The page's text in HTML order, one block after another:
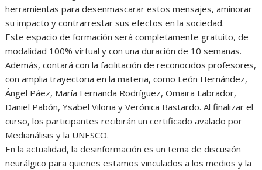
herramientas para desenmascarar estos mensajes, aminorar
su impacto y contrarrestar sus efectos en la sociedad.
Este espacio de formación será completamente gratuito, de
modalidad 100% virtual y con una duración de 10 semanas.
Además, contará con la facilitación de reconocidos profesores,
con amplia trayectoria en la materia, como León Hernández,
Ángel Páez, María Fernanda Rodríguez, Omaira Labrador,
Daniel Pabón, Ysabel Viloria y Verónica Bastardo. Al finalizar el
curso, los participantes recibirán un certificado avalado por
Medianálisis y la UNESCO.
En la actualidad, la desinformación es un tema de discusión
neurálgico para quienes estamos vinculados a los medios y la